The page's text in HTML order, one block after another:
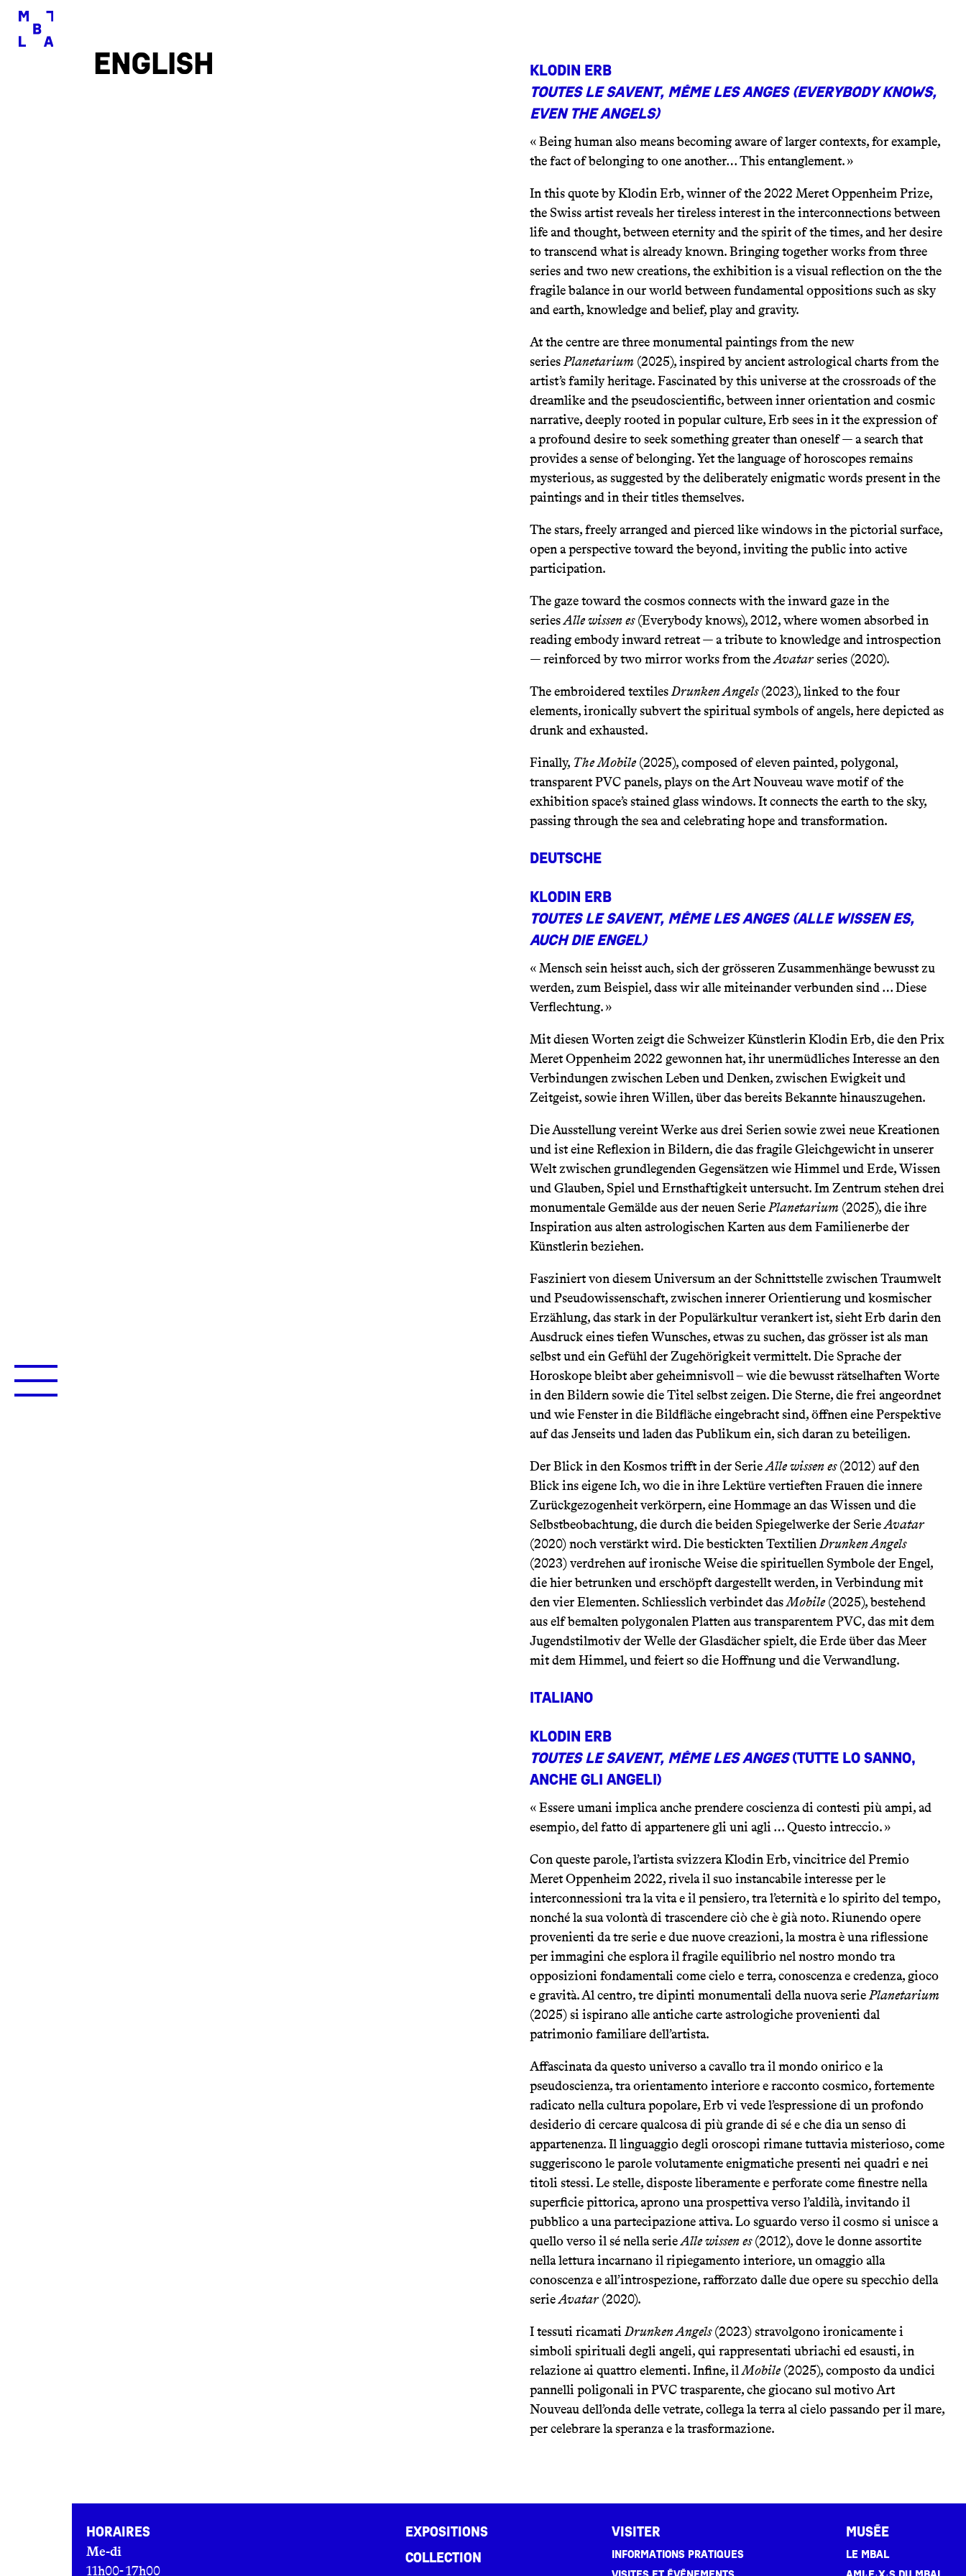
PASSÉES
ÉVÈNEMENTS
AU
POLITIQUE
SOCIÉTÉ
DU
D’ARTISTES
English
Klodin Erb
Toutes le savent, même les anges (Everybody knows,
even the angels)
« Being human also means becoming aware of larger contexts, for example,
the fact of belonging to one another… This entanglement. »
In this quote by Klodin Erb, winner of the 2022 Meret Oppenheim Prize,
the Swiss artist reveals her tireless interest in the interconnections between
life and thought, between eternity and the spirit of the times, and her desire
to transcend what is already known. Bringing together works from three
series and two new creations, the exhibition is a visual reflection on the the
fragile balance in our world between fundamental oppositions such as sky
and earth, knowledge and belief, play and gravity.
At the centre are three monumental paintings from the new
seriesPlanetarium (2025), inspired by ancient astrological charts from the
artist’s family heritage. Fascinated by this universe at the crossroads of the
dreamlike and the pseudoscientific, between inner orientation and cosmic
narrative, deeply rooted in popular culture, Erb sees in it the expression of
a profound desire to seek something greater than oneself — a search that
provides a sense of belonging. Yet the language of horoscopes remains
mysterious, as suggested by the deliberately enigmatic words present in the
paintings and in their titles themselves.
The stars, freely arranged and pierced like windows in the pictorial surface,
open a perspective toward the beyond, inviting the public into active
participation.
The gaze toward the cosmos connects with the inward gaze in the
seriesAlle wissen es(Everybody knows), 2012, where women absorbed in
reading embody inward retreat — a tribute to knowledge and introspection
— reinforced by two mirror works from theAvatarseries (2020).
The embroidered textilesDrunken Angels(2023), linked to the four
elements, ironically subvert the spiritual symbols of angels, here depicted as
drunk and exhausted.
Finally, The Mobile(2025), composed of eleven painted, polygonal,
transparent PVC panels, plays on the Art Nouveau wave motif of the
exhibition space’s stained glass windows. It connects the earth to the sky,
passing through the sea and celebrating hope and transformation.
Deutsche
Klodin Erb
Toutes le savent, même les anges (Alle wissen es,
auch die Engel)
« Mensch sein heisst auch, sich der grösseren Zusammenhänge bewusst zu
werden, zum Beispiel, dass wir alle miteinander verbunden sind … Diese
Verflechtung. »
Mit diesen Worten zeigt die Schweizer Künstlerin Klodin Erb, die den Prix
Meret Oppenheim 2022 gewonnen hat, ihr unermüdliches Interesse an den
Verbindungen zwischen Leben und Denken, zwischen Ewigkeit und
Zeitgeist, sowie ihren Willen, über das bereits Bekannte hinauszugehen.
Die Ausstellung vereint Werke aus drei Serien sowie zwei neue Kreationen
und ist eine Reflexion in Bildern, die das fragile Gleichgewicht in unserer
Welt zwischen grundlegenden Gegensätzen wie Himmel und Erde, Wissen
und Glauben, Spiel und Ernsthaftigkeit untersucht. Im Zentrum stehen drei
monumentale Gemälde aus der neuen SeriePlanetarium (2025), die ihre
Inspiration aus alten astrologischen Karten aus dem Familienerbe der
Künstlerin beziehen.
Fasziniert von diesem Universum an der Schnittstelle zwischen Traumwelt
und Pseudowissenschaft, zwischen innerer Orientierung und kosmischer
Erzählung, das stark in der Populärkultur verankert ist, sieht Erb darin den
Ausdruck eines tiefen Wunsches, etwas zu suchen, das grösser ist als man
selbst und ein Gefühl der Zugehörigkeit vermittelt. Die Sprache der
Horoskope bleibt aber geheimnisvoll – wie die bewusst rätselhaften Worte
in den Bildern sowie die Titel selbst zeigen. Die Sterne, die frei angeordnet
und wie Fenster in die Bildfläche eingebracht sind, öffnen eine Perspektive
auf das Jenseits und laden das Publikum ein, sich daran zu beteiligen.
Der Blick in den Kosmos trifft in der SerieAlle wissen es(2012) auf den
Blick ins eigene Ich, wo die in ihre Lektüre vertieften Frauen die innere
Zurückgezogenheit verkörpern, eine Hommage an das Wissen und die
Selbstbeobachtung, die durch die beiden Spiegelwerke der SerieAvatar
(2020) noch verstärkt wird. Die bestickten TextilienDrunken Angels
(2023) verdrehen auf ironische Weise die spirituellen Symbole der Engel,
die hier betrunken und erschöpft dargestellt werden, in Verbindung mit
den vier Elementen. Schliesslich verbindet dasMobile(2025), bestehend
aus elf bemalten polygonalen Platten aus transparentem PVC, das mit dem
Jugendstilmotiv der Welle der Glasdächer spielt, die Erde über das Meer
mit dem Himmel, und feiert so die Hoffnung und die Verwandlung.
Italiano
Klodin Erb
Toutes le savent, même les anges(Tutte lo sanno,
anche gli angeli)
« Essere umani implica anche prendere coscienza di contesti più ampi, ad
esempio, del fatto di appartenere gli uni agli … Questo intreccio. »
Con queste parole, l’artista svizzera Klodin Erb, vincitrice del Premio
Meret Oppenheim 2022, rivela il suo instancabile interesse per le
interconnessioni tra la vita e il pensiero, tra l’eternità e lo spirito del tempo,
nonché la sua volontà di trascendere ciò che è già noto. Riunendo opere
provenienti da tre serie e due nuove creazioni, la mostra è una riflessione
per immagini che esplora il fragile equilibrio nel nostro mondo tra
opposizioni fondamentali come cielo e terra, conoscenza e credenza, gioco
e gravità. Al centro, tre dipinti monumentali della nuova seriePlanetarium
(2025) si ispirano alle antiche carte astrologiche provenienti dal
patrimonio familiare dell’artista.
Affascinata da questo universo a cavallo tra il mondo onirico e la
pseudoscienza, tra orientamento interiore e racconto cosmico, fortemente
radicato nella cultura popolare, Erb vi vede l’espressione di un profondo
desiderio di cercare qualcosa di più grande di sé e che dia un senso di
appartenenza. Il linguaggio degli oroscopi rimane tuttavia misterioso, come
suggeriscono le parole volutamente enigmatiche presenti nei quadri e nei
titoli stessi. Le stelle, disposte liberamente e perforate come finestre nella
superficie pittorica, aprono una prospettiva verso l’aldilà, invitando il
pubblico a una partecipazione attiva. Lo sguardo verso il cosmo si unisce a
quello verso il sé nella serieAlle wissen es(2012), dove le donne assortite
nella lettura incarnano il ripiegamento interiore, un omaggio alla
conoscenza e all’introspezione, rafforzato dalle due opere su specchio della
serieAvatar(2020).
I tessuti ricamatiDrunken Angels(2023) stravolgono ironicamente i
simboli spirituali degli angeli, qui rappresentati ubriachi ed esausti, in
relazione ai quattro elementi. Infine, ilMobile(2025), composto da undici
pannelli poligonali in PVC trasparente, che giocano sul motivo Art
Nouveau dell’onda delle vetrate, collega la terra al cielo passando per il mare,
per celebrare la speranza e la trasformazione.
Horaires
Me-di
11h00- 17h00
Expositions
Collection
Visiter
Informations pratiques
Musée
Le MBAL